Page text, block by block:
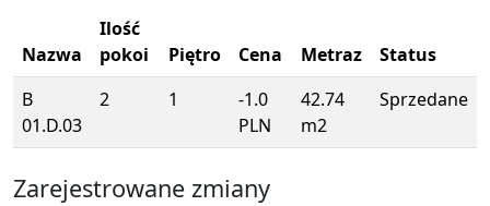
Nazwa
Ilość
pokoi
Piętro Cena Metraz
Status
B
01.D.03
2 1
-1.0
PLN
42.74
m2
Sprzedane
Zarejestrowane zmiany